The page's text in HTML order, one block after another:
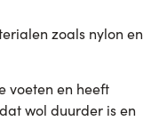
zoals nylon en
voeten en heeft
wol duurder is en